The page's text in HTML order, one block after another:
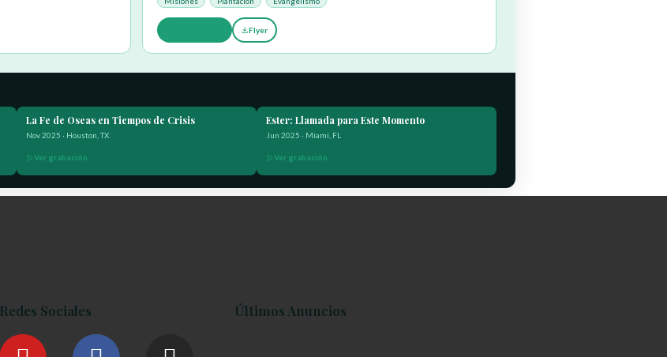
Flyer
La Fe de Oseas en Tiempos de Crisis
Nov 2025 · Houston, TX
Ver grabación
Ester: Llamada para Este Momento
Jun 2025 · Miami, FL
Ver grabación
Redes Sociales
Y
F
I
L
Últimos Anuncios